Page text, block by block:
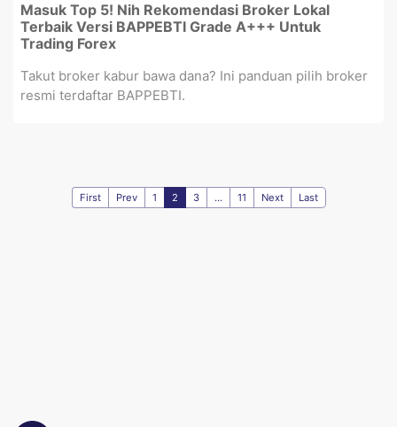
Masuk Top 5! Nih Rekomendasi Broker Lokal
Terbaik Versi BAPPEBTI Grade A+++ Untuk
Trading Forex
Takut broker kabur bawa dana? Ini panduan pilih broker
resmi terdaftar BAPPEBTI.
First Prev 1 2 3 ... 11 Next Last